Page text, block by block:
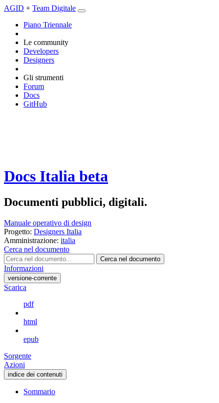
AGID + Team Digitale
Piano Triennale
Le community
Developers
Designers
Gli strumenti
Forum
Docs
GitHub
Docs Italia beta
Documenti pubblici, digitali.
Manuale operativo di design
Progetto: Designers Italia
Amministrazione: italia
Cerca nel documento
Cerca nel documento
Informazioni
versione-corrente
Scarica
pdf
html
epub
Sorgente
Azioni
indice dei contenuti
Sommario